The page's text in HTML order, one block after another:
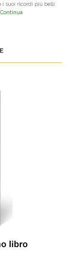
i suoi ricordi più belli:
Continua